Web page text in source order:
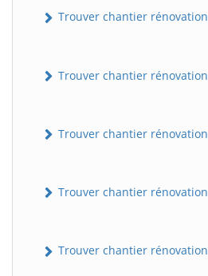
Trouver chantier
Trouver chantier
Trouver chantier
Trouver chantier
Trouver chantier